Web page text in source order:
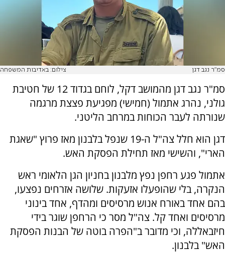
סמ"ר נגב דגן צילום: באדיבות המשפחה
סמ"ר נגב דגן מהמושב דקל, לוחם בגדוד 12 של חטיבת
גולני, נהרג אתמול (חמישי) מפגיעת פצצת מרגמה
שנורתה לעבר הכוחות במרחב הליטני.
דגן הוא חלל צה"ל ה-19 שנפל בלבנון מאז פרוץ "שאגת
הארי", והשישי מאז תחילת הפסקת האש.
אתמול פגע רחפן נפץ מלבנון בחניון הגן הלאומי ראש
הנקרה, בלי שהופעלו אזעקות. שלושה אזרחים נפצעו,
בהם אחד באורח אנוש מרסיסים ומהדף, אחד בינוני
מרסיסים ואחד קל. צה"ל מסר כי הרחפן שוגר בידי
חיזבאללה, וכי מדובר ב"הפרה בוטה של הבנות הפסקת
האש" בלבנון.